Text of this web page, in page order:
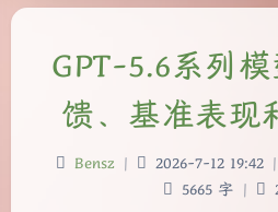
GPT-5.6系列
馈、基准表现
Bensz | 2026-7-12 19:42 |
5665 字 |